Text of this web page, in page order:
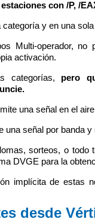
con /P, /
y en una
Multi-operador, no
activación.
categorías, pero
una señal en el
una señal por banda
sorteos, o todo
DVGE para la
implícita de estas
desde